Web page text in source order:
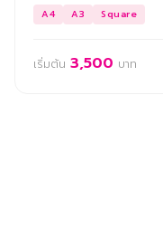
A4 A3 Square
เริ่มต้น 3,500 บาท